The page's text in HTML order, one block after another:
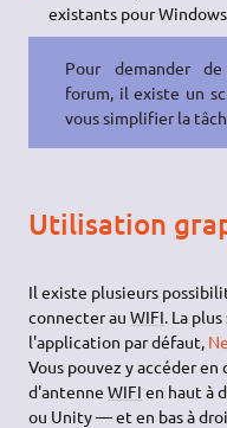
existants pour
Pour demander
forum, il existe un
vous simplifier la
Utilisation
Il existe plusieurs
connecter auWIFI. La
l'application par défaut,
Vous pouvez y accéder en
d'antenneWIFI en haut à
ou Unity — et en bas à